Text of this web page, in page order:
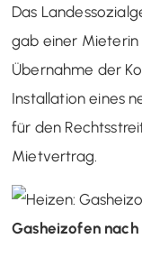
Das
gab einer
Übernahme der
Installation eines
für den
Mietvertrag.
Gasheizofen